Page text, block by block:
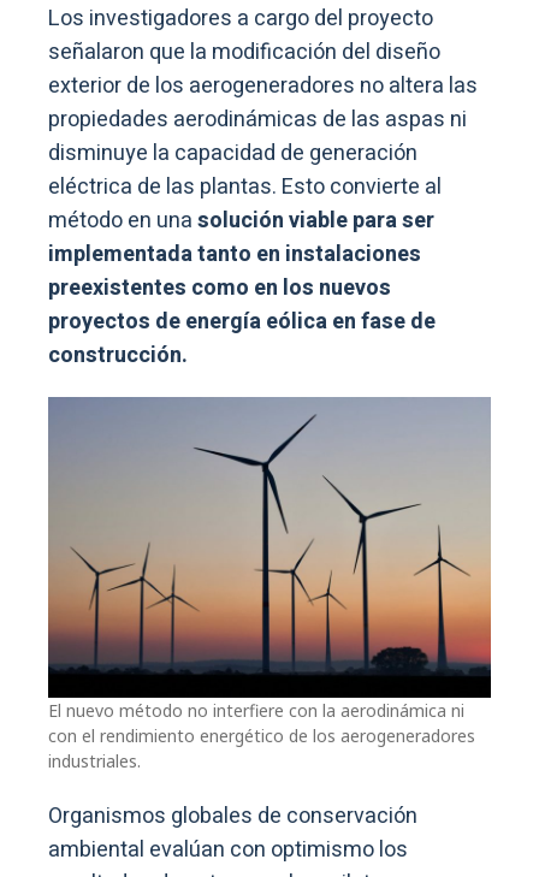
Los investigadores a cargo del proyecto
señalaron que la modificación del diseño
exterior de los aerogeneradores no altera las
propiedades aerodinámicas de las aspas ni
disminuye la capacidad de generación
eléctrica de las plantas. Esto convierte al
método en unasolución viable para ser
implementada tanto en instalaciones
preexistentes como en los nuevos
proyectos de energía eólica en fase de
construcción.
El nuevo método no interfiere con la aerodinámica ni
con el rendimiento energético de los aerogeneradores
industriales.
Organismos globales de conservación
ambiental evalúan con optimismo los